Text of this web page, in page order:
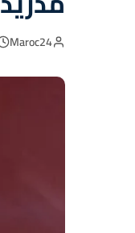
Maroc24